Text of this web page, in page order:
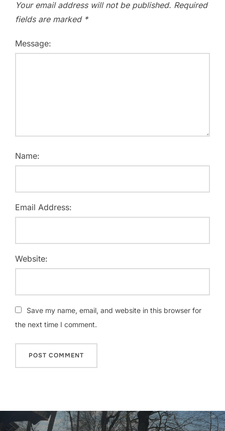
Your email address will not be published. Required
fields are marked *
Message:
Name:
Email Address:
Website:
Save my name, email, and website in this browser for
the next time I comment.
Post